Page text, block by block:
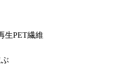
生PET繊維